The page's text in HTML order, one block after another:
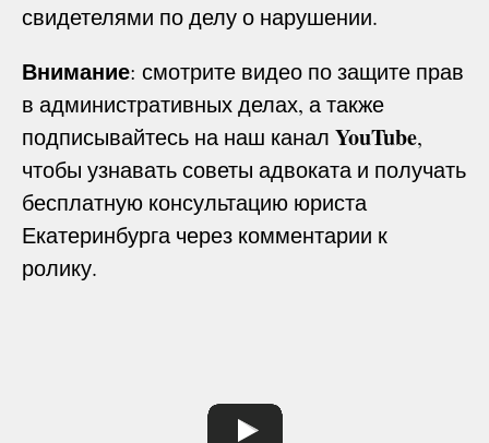
свидетелями по делу о нарушении.
Внимание: смотрите видео по защите прав
в административных делах, а также
подписывайтесь на наш канал YouTube,
чтобы узнавать советы адвоката и получать
бесплатную консультацию юриста
Екатеринбурга через комментарии к
ролику.